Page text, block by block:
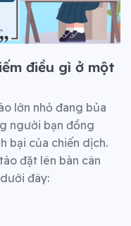
điều gì ở một
lớn nhỏ đang bủa
người bạn đồng
bại của chiến dịch.
đặt lên bàn cân
đây: